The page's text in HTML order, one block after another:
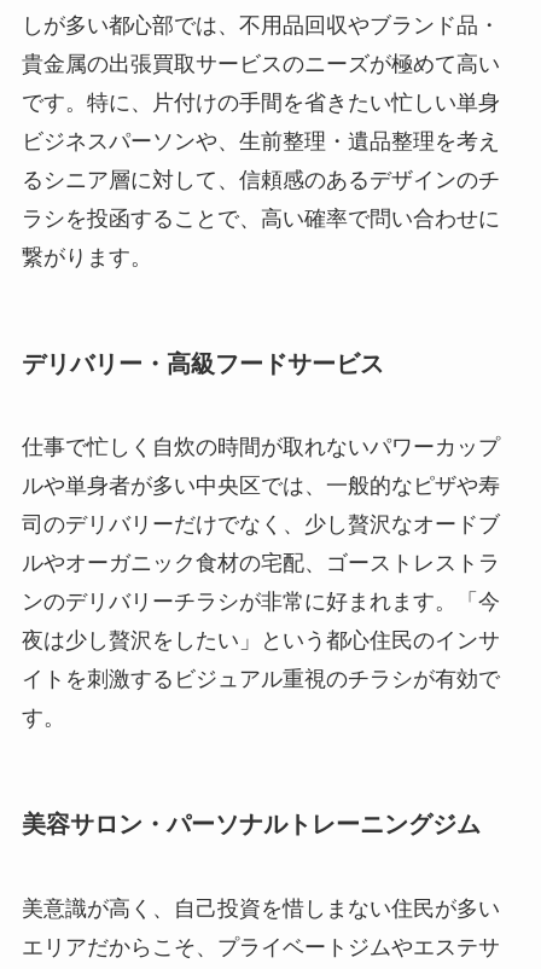
しが多い都心部では、不用品回収やブランド品・
貴金属の出張買取サービスのニーズが極めて高い
です。特に、片付けの手間を省きたい忙しい単身
ビジネスパーソンや、生前整理・遺品整理を考え
るシニア層に対して、信頼感のあるデザインのチ
ラシを投函することで、高い確率で問い合わせに
繋がります。
デリバリー・高級フードサービス
仕事で忙しく自炊の時間が取れないパワーカップ
ルや単身者が多い中央区では、一般的なピザや寿
司のデリバリーだけでなく、少し贅沢なオードブ
ルやオーガニック食材の宅配、ゴーストレストラ
ンのデリバリーチラシが非常に好まれます。「今
夜は少し贅沢をしたい」という都心住民のインサ
イトを刺激するビジュアル重視のチラシが有効で
す。
美容サロン・パーソナルトレーニングジム
美意識が高く、自己投資を惜しまない住民が多い
エリアだからこそ、プライベートジムやエステサ